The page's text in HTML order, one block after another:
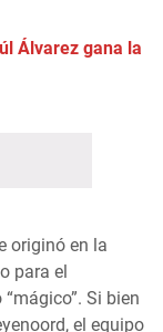
Álvarez gana la
originó en la
para el
Si bien
el equipo